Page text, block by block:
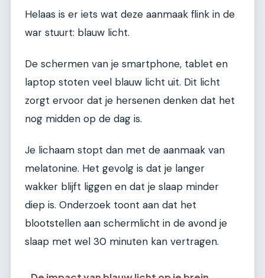
Helaas is er iets wat deze aanmaak flink in de
war stuurt: blauw licht.
De schermen van je smartphone, tablet en
laptop stoten veel blauw licht uit. Dit licht
zorgt ervoor dat je hersenen denken dat het
nog midden op de dag is.
Je lichaam stopt dan met de aanmaak van
melatonine. Het gevolg is dat je langer
wakker blijft liggen en dat je slaap minder
diep is. Onderzoek toont aan dat het
blootstellen aan schermlicht in de avond je
slaap met wel 30 minuten kan vertragen.